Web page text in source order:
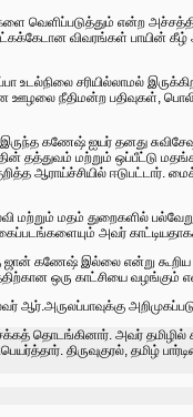
வெளிப்படுத்தும் என்ற
விவரங்கள் பாயின் கீழ்
சரியில்லாமல்
ஊழலை நீதிமன்ற பதிவுகள்,
கணேஷ் ஐயர் தனது
தத்துவம் மற்றும் ஒப்பீட்டு
ஆராய்ச்சியில் ஈடுபட்டார்.
மற்றும் மதம் துறைகளில்
அவர் காட்டியதாகக்
ஜான் கணேஷ் இல்லை என்று
ஒரு காட்சியை வழங்கும்
தொடங்கினார். அவர் தமிழில்
திருவுகுரல், தமிழ்